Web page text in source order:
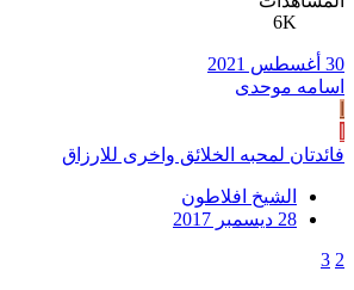
6K
30 أغسطس 2021
اسامه موحدی
فائدتان لمحبه الخلائق واخرى للارزاق
الشيخ افلاطون
28 ديسمبر 2017
2
3